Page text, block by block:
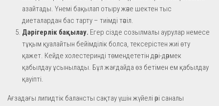
азайтады. Үнемі бақылап отыру және шектен тыс
диеталардан бас тарту – тиімді тәсіл.
Дәрігерлік бақылау. Егер сізде созылмалы аурулар немесе
тұқым қуалайтын бейімділік болса, тексерістен жиі өту
қажет. Кейде холестеринді төмендететін дәрі-дәрмек
қабылдау ұсынылады. Бұл жағдайда өз бетімен ем қабылдау
қауіпті.
Ағзадағы липидтік балансты сақтау үшін жүйелі әрі саналы